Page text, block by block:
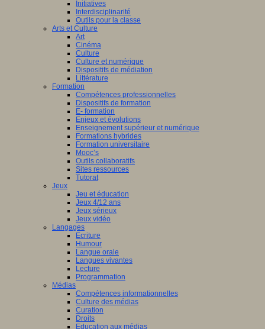
Initiatives
Interdisciplinarité
Outils pour la classe
Arts et Culture
Art
Cinéma
Culture
Culture et numérique
Dispositifs de médiation
Littérature
Formation
Compétences professionnelles
Dispositifs de formation
E- formation
Enjeux et évolutions
Enseignement supérieur et numérique
Formations hybrides
Formation universitaire
Mooc’s
Outils collaboratifs
Sites ressources
Tutorat
Jeux
Jeu et éducation
Jeux 4/12 ans
Jeux sérieux
Jeux vidéo
Langages
Ecriture
Humour
Langue orale
Langues vivantes
Lecture
Programmation
Médias
Compétences informationnelles
Culture des médias
Curation
Droits
Education aux médias